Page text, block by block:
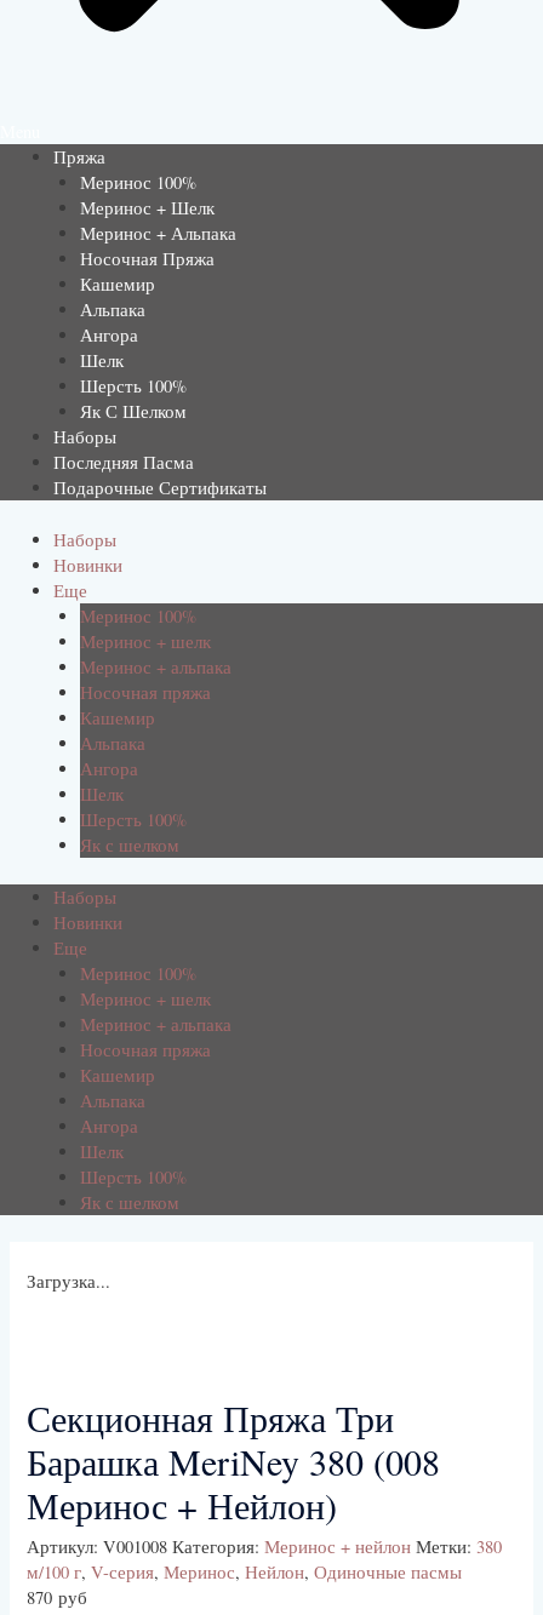
Пряжа
Меринос 100%
Меринос + Шелк
Меринос + Альпака
Носочная Пряжа
Кашемир
Альпака
Ангора
Шелк
Шерсть 100%
Як С Шелком
Наборы
Последняя Пасма
Подарочные Сертификаты
Наборы
Новинки
Еще
Меринос 100%
Меринос + шелк
Меринос + альпака
Носочная пряжа
Кашемир
Альпака
Ангора
Шелк
Шерсть 100%
Як с шелком
Наборы
Новинки
Еще
Меринос 100%
Меринос + шелк
Меринос + альпака
Носочная пряжа
Кашемир
Альпака
Ангора
Шелк
Шерсть 100%
Як с шелком
Загрузка...
Секционная Пряжа Три
Барашка MeriNey 380 (008
Меринос + Нейлон)
Артикул:V001008 Категория:Меринос + нейлон Метки: 380
м/100 г,V-серия,Меринос,Нейлон,Одиночные пасмы
870руб